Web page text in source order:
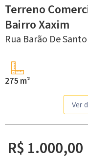
Terreno
Bairro Xaxim
Rua Barão De
275 m²
Ver
R$ 1.000,00